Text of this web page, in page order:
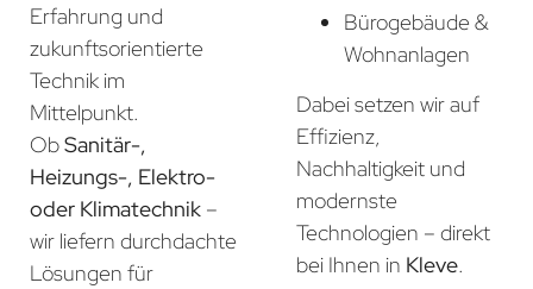
Erfahrung und
zukunftsorientierte
Technik im
Mittelpunkt.
ObSanitär-,
Heizungs-, Elektro-
oder Klimatechnik –
wir liefern durchdachte
Lösungen für
Bürogebäude &
Wohnanlagen
Dabei setzen wir auf
Effizienz,
Nachhaltigkeit und
modernste
Technologien – direkt
bei Ihnen in Kleve.